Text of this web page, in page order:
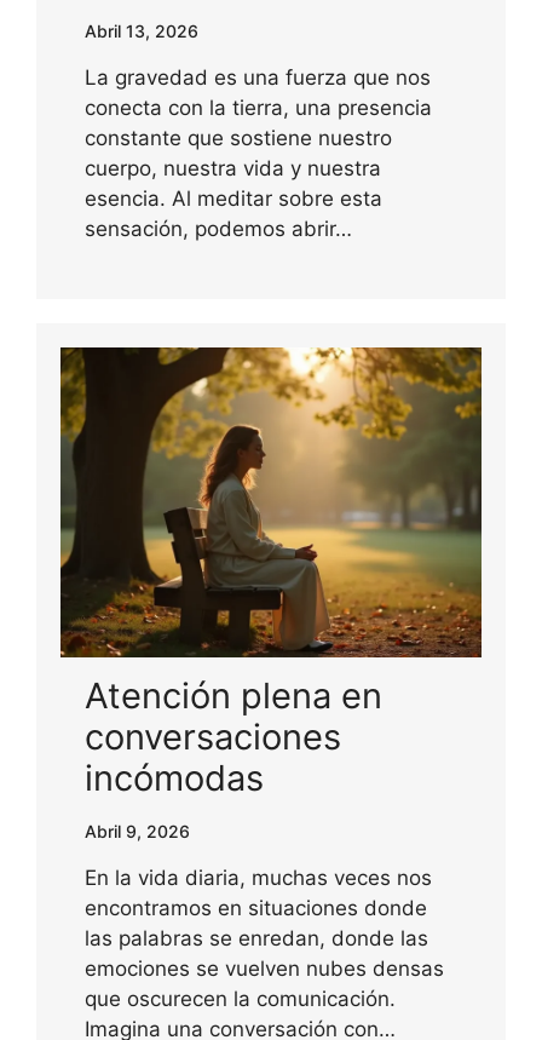
Abril 13, 2026
La gravedad es una fuerza que nos
conecta con la tierra, una presencia
constante que sostiene nuestro
cuerpo, nuestra vida y nuestra
esencia. Al meditar sobre esta
sensación, podemos abrir…
Atención plena en
conversaciones
incómodas
Abril 9, 2026
En la vida diaria, muchas veces nos
encontramos en situaciones donde
las palabras se enredan, donde las
emociones se vuelven nubes densas
que oscurecen la comunicación.
Imagina una conversación con…